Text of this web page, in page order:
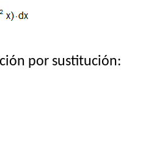
por sustitución: